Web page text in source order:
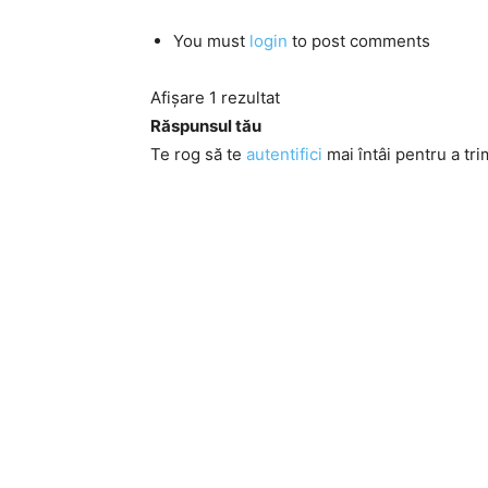
You must login to post comments
Afișare 1 rezultat
Răspunsul tău
Te rog să te autentifici mai întâi pentru a